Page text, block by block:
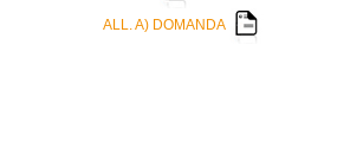
ALL. A) DOMANDA